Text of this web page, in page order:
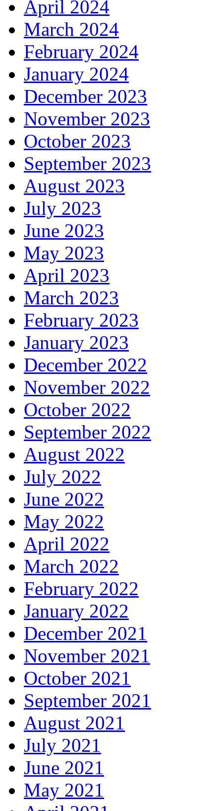
April 2024
March 2024
February 2024
January 2024
December 2023
November 2023
October 2023
September 2023
August 2023
July 2023
June 2023
May 2023
April 2023
March 2023
February 2023
January 2023
December 2022
November 2022
October 2022
September 2022
August 2022
July 2022
June 2022
May 2022
April 2022
March 2022
February 2022
January 2022
December 2021
November 2021
October 2021
September 2021
August 2021
July 2021
June 2021
May 2021